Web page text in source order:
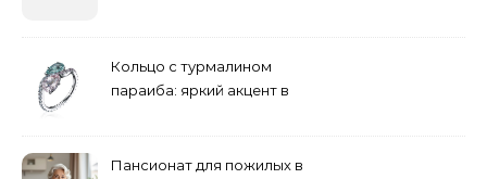
Кольцо с турмалином
параиба: яркий акцент в
Пансионат для пожилых в